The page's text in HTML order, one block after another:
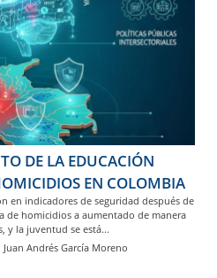
DE LA EDUCACIÓN
EN COLOMBIA
en indicadores de seguridad después de
de homicidios a aumentado de manera
y la juventud se está...
Andrés García Moreno